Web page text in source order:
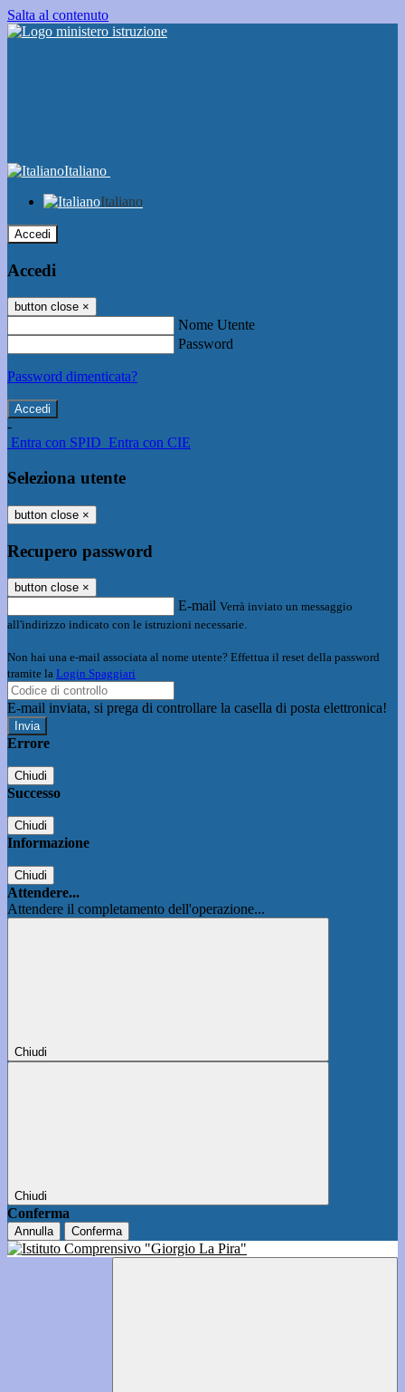
Salta al contenuto
Italiano
Italiano
Accedi
Accedi
button close ×
Nome Utente
Password
Password dimenticata?
-
Entra con SPID Entra con CIE
Seleziona utente
button close ×
Recupero password
button close ×
E-mail Verrà inviato un messaggio
all'indirizzo indicato con le istruzioni necessarie.
Non hai una e-mail associata al nome utente? Effettua il reset della password
tramite la Login Spaggiari
E-mail inviata, si prega di controllare la casella di posta elettronica!
Errore
Chiudi
Successo
Chiudi
Informazione
Chiudi
Attendere...
Attendere il completamento dell'operazione...
Chiudi
Chiudi
Conferma
Annulla Conferma